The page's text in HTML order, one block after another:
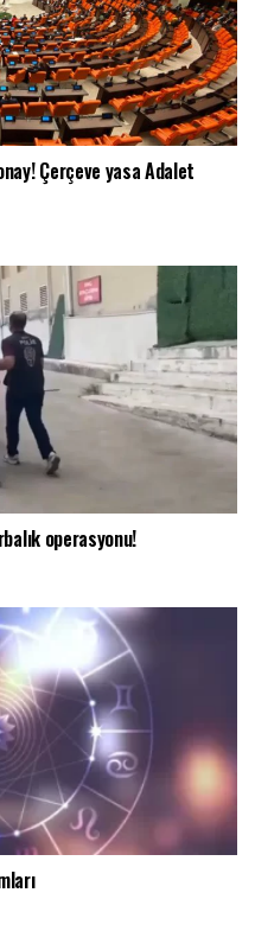
Çerçeve yasa Adalet
operasyonu!